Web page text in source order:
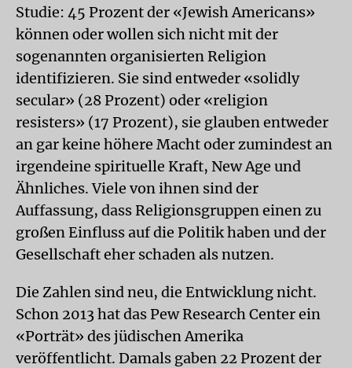
Studie: 45 Prozent der «Jewish Americans»
können oder wollen sich nicht mit der
sogenannten organisierten Religion
identifizieren. Sie sind entweder «solidly
secular» (28 Prozent) oder «religion
resisters» (17 Prozent), sie glauben entweder
an gar keine höhere Macht oder zumindest an
irgendeine spirituelle Kraft, New Age und
Ähnliches. Viele von ihnen sind der
Auffassung, dass Religionsgruppen einen zu
großen Einfluss auf die Politik haben und der
Gesellschaft eher schaden als nutzen.
Die Zahlen sind neu, die Entwicklung nicht.
Schon 2013 hat das Pew Research Center ein
«Porträt» des jüdischen Amerika
veröffentlicht. Damals gaben 22 Prozent der